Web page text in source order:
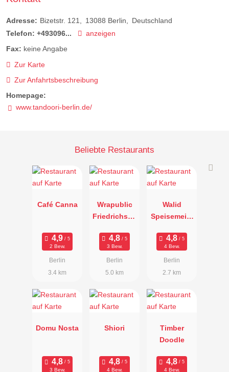
Adresse: Bizetstr. 121 13088 Berlin
Deutschland
Telefon: +493096...
anzeigen
Fax: keine Angabe
Zur Karte
Zur Anfahrtsbeschreibung
Homepage:
www.tandoori-berlin.de/
Beliebte Restaurants
Café Canna
2 Bew.
Berlin
3.4 km
Wrapublic
Friedrichsha
3 Bew.
Berlin
5.0 km
Walid
Speisemeist
4 Bew.
Berlin
2.7 km
Domu Nosta
3 Bew.
Shiori
4 Bew.
Timber
Doodle
4 Bew.